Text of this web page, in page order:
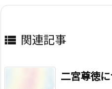
 関連記事
二宮尊徳